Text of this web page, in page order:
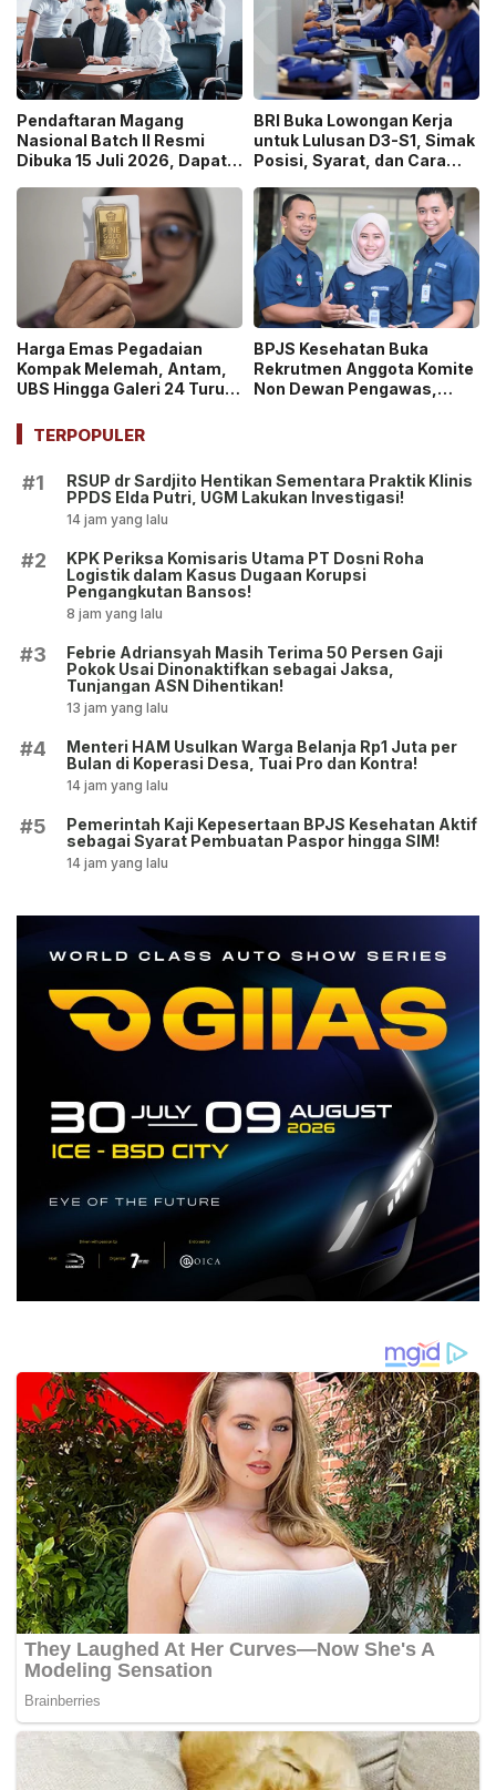
Pendaftaran Magang
Nasional Batch II Resmi
Dibuka 15 Juli 2026, Dapat
BRI Buka Lowongan Kerja
untuk Lulusan D3-S1, Simak
Posisi, Syarat, dan Cara
Harga Emas Pegadaian
Kompak Melemah, Antam,
UBS Hingga Galeri 24 Turun
BPJS Kesehatan Buka
Rekrutmen Anggota Komite
Non Dewan Pengawas,
TERPOPULER
#1
RSUP dr Sardjito Hentikan Sementara Praktik Klinis
PPDS Elda Putri, UGM Lakukan Investigasi!
14 jam yang lalu
#2
KPK Periksa Komisaris Utama PT Dosni Roha
Logistik dalam Kasus Dugaan Korupsi
Pengangkutan Bansos!
8 jam yang lalu
#3
Febrie Adriansyah Masih Terima 50 Persen Gaji
Pokok Usai Dinonaktifkan sebagai Jaksa,
Tunjangan ASN Dihentikan!
13 jam yang lalu
#4
Menteri HAM Usulkan Warga Belanja Rp1 Juta per
Bulan di Koperasi Desa, Tuai Pro dan Kontra!
14 jam yang lalu
#5
Pemerintah Kaji Kepesertaan BPJS Kesehatan Aktif
sebagai Syarat Pembuatan Paspor hingga SIM!
14 jam yang lalu